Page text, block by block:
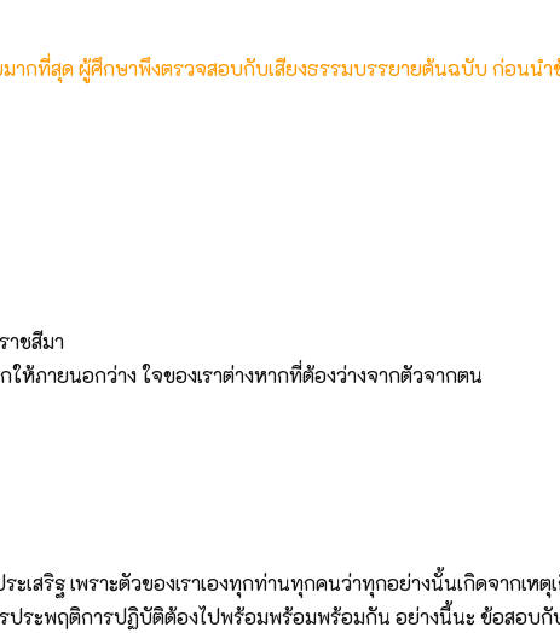
ากที่สุด ผู้ศึกษาพึงตรวจสอบกับเสียงธรรมบรรยายต้นฉบับ ก่อนนำ
าชสีมา
ห้ภายนอกว่าง ใจของเราต่างหากที่ต้องว่างจากตัวจากตน
สริฐ เพราะตัวของเราเองทุกท่านทุกคนว่าทุกอย่างนั้นเกิดจากเหตุ
ประพฤติการปฏิบัติต้องไปพร้อมพร้อมพร้อมกัน อย่างนี้นะ ข้อสอ